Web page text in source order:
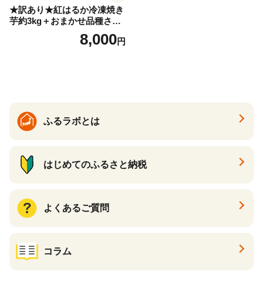
★訳あり★紅はるか冷凍焼き
芋約3kg＋おまかせ品種さつ
まいも 合計約3.2kg｜さつ
まいも サツマイモ さつま芋
8,000円
ふるラボとは
はじめてのふるさと納税
よくあるご質問
コラム